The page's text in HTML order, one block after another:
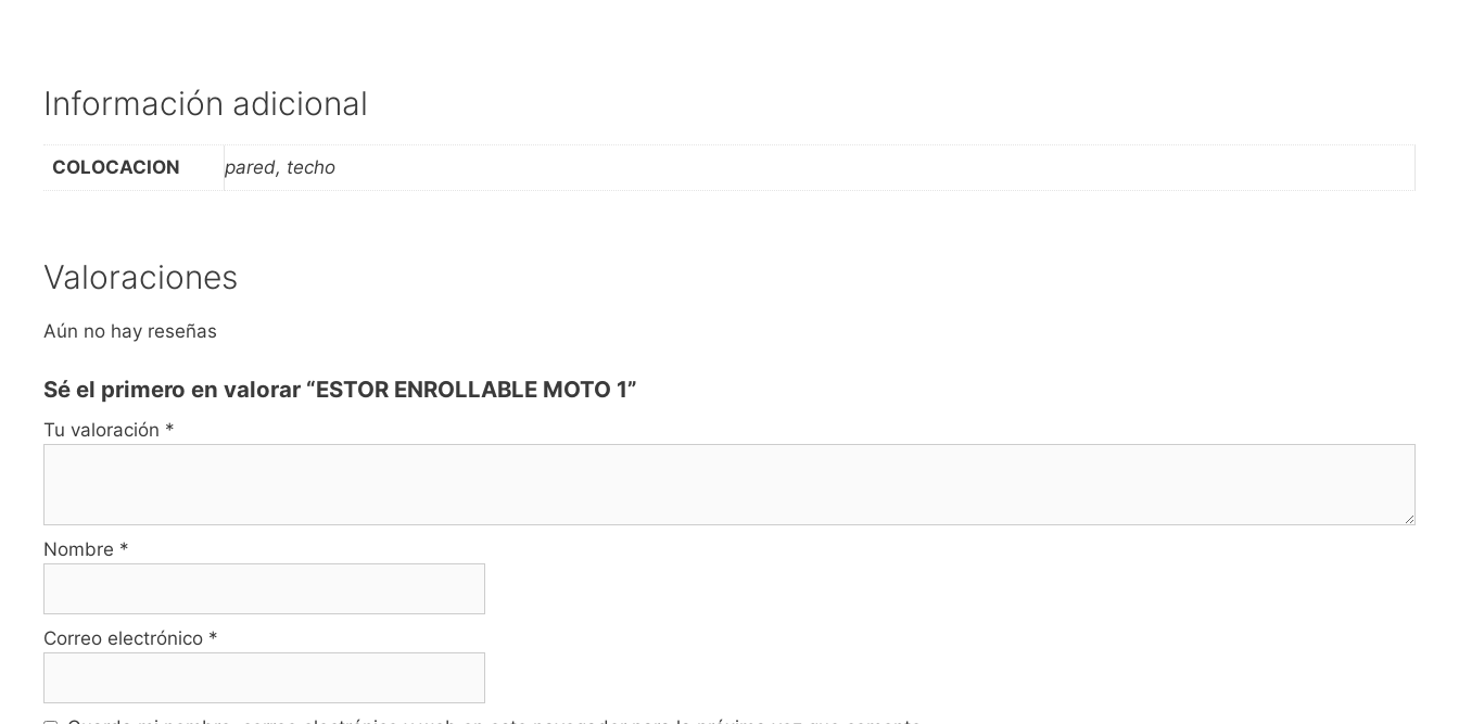
Información adicional
COLOCACION pared, techo
Valoraciones
Aún no hay reseñas
Sé el primero en valorar “ESTOR ENROLLABLE MOTO 1”
Tu valoración *
Nombre *
Correo electrónico *